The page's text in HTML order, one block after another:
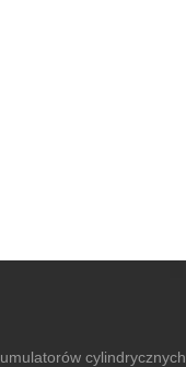
cylindrycznych